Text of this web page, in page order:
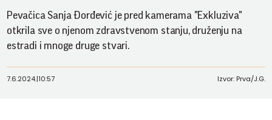
Pevačica Sanja Đorđević je pred kamerama "Exkluziva"
otkrila sve o njenom zdravstvenom stanju, druženju na
estradi i mnoge druge stvari.
7.6.2024.|10:57 Izvor: Prva/J.G.